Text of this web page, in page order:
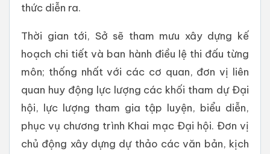
thức diễn ra.
Thời gian tới, Sở sẽ tham mưu xây dựng kế
hoạch chi tiết và ban hành điều lệ thi đấu từng
môn; thống nhất với các cơ quan, đơn vị liên
quan huy động lực lượng các khối tham dự Đại
hội, lực lượng tham gia tập luyện, biểu diễn,
phục vụ chương trình Khai mạc Đại hội. Đơn vị
chủ động xây dựng dự thảo các văn bản, kịch